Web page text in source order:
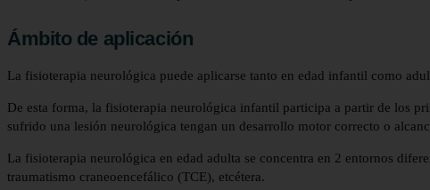
Ámbito de aplicación
La fisioterapia neurológica puede aplicarse tanto en edad infantil como
De esta forma, la fisioterapia neurológica infantil participa a partir de los
sufrido una lesión neurológica tengan un desarrollo motor correcto o
La fisioterapia neurológica en edad adulta se concentra en 2 entornos
traumatismo craneoencefálico (TCE), etcétera.